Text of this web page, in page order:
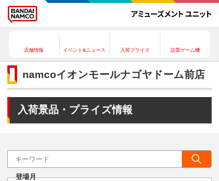
店舗情報 イベント&ニュース 入荷プライズ 設置ゲーム機
namcoイオンモールナゴヤドーム前店
入荷景品・プライズ情報
登場月